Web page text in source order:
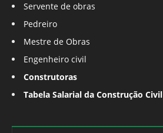
Servente de obras
Pedreiro
Mestre de Obras
Engenheiro civil
Construtoras
Tabela Salarial da Construção Civil